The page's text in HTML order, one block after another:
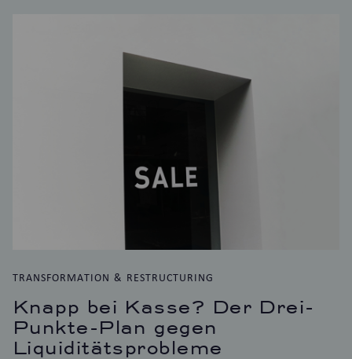
TRANSFORMATION & RESTRUCTURING
Knapp bei Kasse? Der Drei-
Punkte-Plan gegen
Liquiditätsprobleme